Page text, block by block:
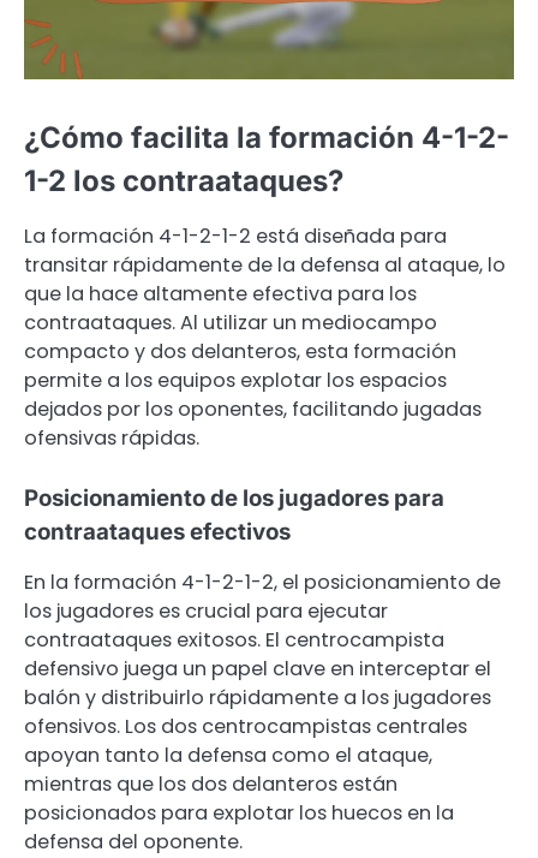
¿Cómo facilita la formación 4-1-2-
1-2 los contraataques?
La formación 4-1-2-1-2 está diseñada para
transitar rápidamente de la defensa al ataque, lo
que la hace altamente efectiva para los
contraataques. Al utilizar un mediocampo
compacto y dos delanteros, esta formación
permite a los equipos explotar los espacios
dejados por los oponentes, facilitando jugadas
ofensivas rápidas.
Posicionamiento de los jugadores para
contraataques efectivos
En la formación 4-1-2-1-2, el posicionamiento de
los jugadores es crucial para ejecutar
contraataques exitosos. El centrocampista
defensivo juega un papel clave en interceptar el
balón y distribuirlo rápidamente a los jugadores
ofensivos. Los dos centrocampistas centrales
apoyan tanto la defensa como el ataque,
mientras que los dos delanteros están
posicionados para explotar los huecos en la
defensa del oponente.